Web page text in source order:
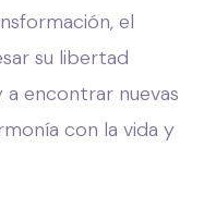
el
su libertad
encontrar nuevas
con la vida y